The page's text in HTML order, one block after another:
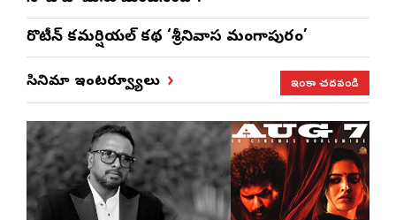
రొటీన్‌ కమర్షియల్‌ కథ ‘శ్రీనివాస మంగాపురం’
సినిమా ఇంటర్వ్యూలు ఇంకా చదవండి